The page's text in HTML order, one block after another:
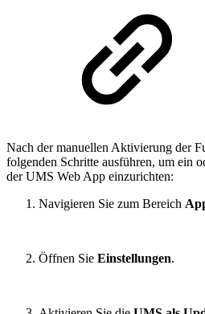
Nach der manuellen Aktivierung der
folgenden Schritte ausführen, um ein
der UMS Web App einzurichten:
Navigieren Sie zum Bereich
Öffnen Sie Einstellungen.